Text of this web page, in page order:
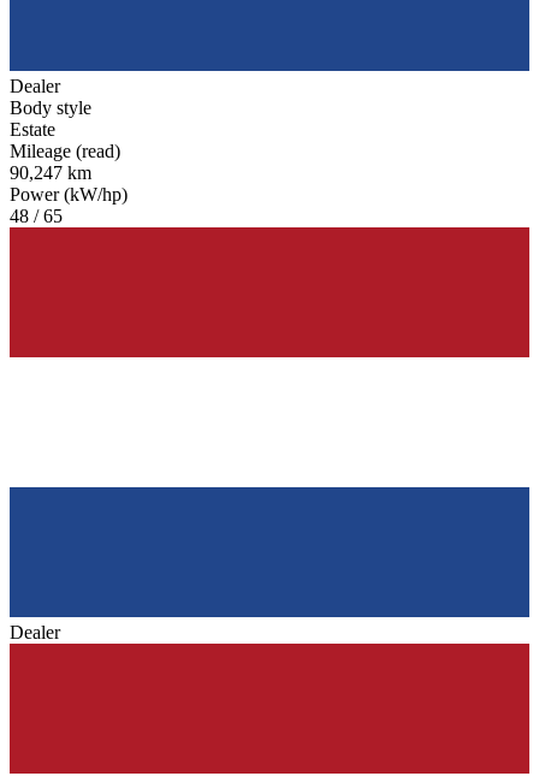
Dealer
Body style
Estate
Mileage (read)
90,247 km
Power (kW/hp)
48 / 65
Dealer